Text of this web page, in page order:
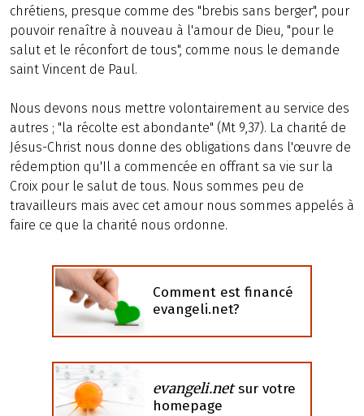
chrétiens, presque comme des "brebis sans berger", pour
pouvoir renaître à nouveau à l'amour de Dieu, "pour le
salut et le réconfort de tous", comme nous le demande
saint Vincent de Paul.
Nous devons nous mettre volontairement au service des
autres ; "la récolte est abondante" (Mt 9,37). La charité de
Jésus-Christ nous donne des obligations dans l'œuvre de
rédemption qu'Il a commencée en offrant sa vie sur la
Croix pour le salut de tous. Nous sommes peu de
travailleurs mais avec cet amour nous sommes appelés à
faire ce que la charité nous ordonne.
Comment est financé
evangeli.net?
evangeli.netsur votre
homepage